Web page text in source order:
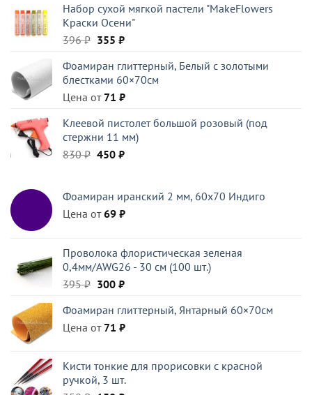
составляла
45 ₽.
28 ₽.
Набор сухой мягкой пастели "MakeFlowers
Краски Осени"
396₽ Первоначальная
составляла
396 ₽.
355 ₽Текущая
355 ₽.
Фоамиран глиттерный, Белый c золотыми
блестками 60×70см
Цена от 71 ₽
Клеевой пистолет большой розовый (под
стержни 11 мм)
830₽ Первоначальная
830 ₽.
450 ₽Текущая
Фоамиран иранский 2 мм, 60х70 Индиго
Цена от69 ₽
Проволока флористическая зеленая
0,4мм/AWG26 - 30 см (100 шт.)
395₽ Первоначальная
составляла
395 ₽.
300 ₽Текущая
300 ₽.
Фоамиран глиттерный, Янтарный 60×70см
Цена от 71 ₽
Кисти тонкие для прорисовки с красной
ручкой, 3 шт.